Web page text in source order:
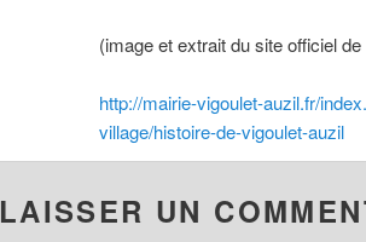
(image et extrait du site officiel
http://mairie-vigoulet-auzil.fr/
village/histoire-de-vigoulet-auzil
LAISSER UN